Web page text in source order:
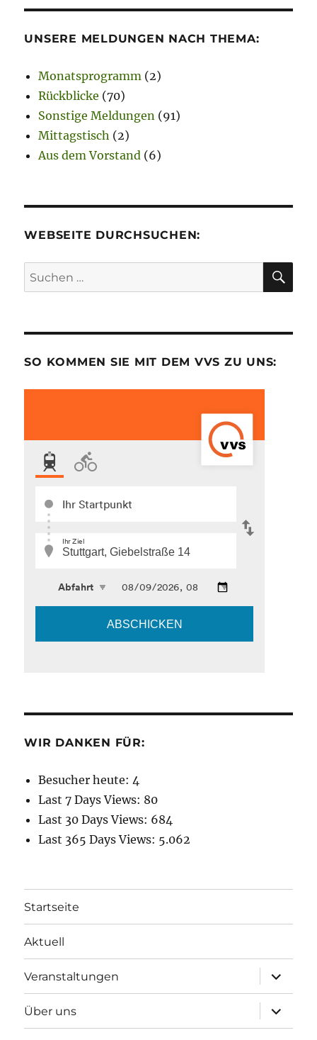
iUNSERE MELDUNGEN NACH THEMA:
Monatsprogramm (2)
Rückblicke (70)
Sonstige Meldungen (91)
Mittagstisch (2)
Aus dem Vorstand (6)
WEBSEITE DURCHSUCHEN:
Suchen
nach:
SO KOMMEN SIE MIT DEM VVS ZU UNS:
WIR DANKEN FÜR:
Besucher heute:4
Last 7 Days Views: 80
Last 30 Days Views: 684
Last 365 Days Views: 5.062
Startseite
Aktuell
Veranstaltungen
öffnen
Über uns
öffnen